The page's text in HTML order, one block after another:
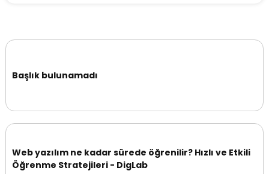
Başlık bulunamadı
Web yazılım ne kadar sürede öğrenilir? Hızlı ve Etkili
Öğrenme Stratejileri - DigLab